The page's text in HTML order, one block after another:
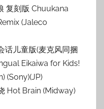
复刻版 Chuukana
(Jaleco
话儿童版(麦克风同捆
Eikaiwa for Kids!
(Sony)(JP)
Hot Brain (Midway)